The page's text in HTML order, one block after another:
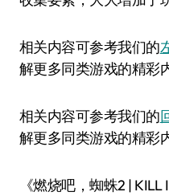
相关内容可参考我们的
解更多同类游戏的精彩
相关内容可参考我们的
解更多同类游戏的精彩
《燃烧吧，蜘蛛2 |